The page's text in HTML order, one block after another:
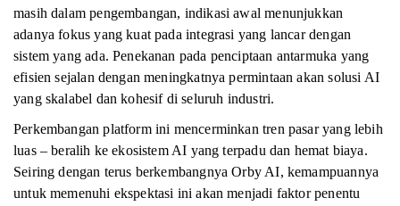
masih dalam pengembangan, indikasi awal menunjukkan
adanya fokus yang kuat pada integrasi yang lancar dengan
sistem yang ada. Penekanan pada penciptaan antarmuka yang
efisien sejalan dengan meningkatnya permintaan akan solusi AI
yang skalabel dan kohesif di seluruh industri.
Perkembangan platform ini mencerminkan tren pasar yang lebih
luas – beralih ke ekosistem AI yang terpadu dan hemat biaya.
Seiring dengan terus berkembangnya Orby AI, kemampuannya
untuk memenuhi ekspektasi ini akan menjadi faktor penentu